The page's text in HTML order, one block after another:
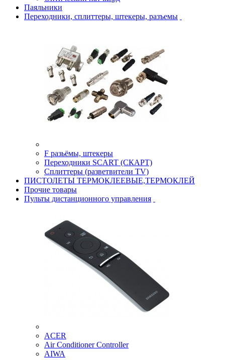
Паяльники
Переходники, сплиттеры, штекеры, разъемы
F разьёмы, штекеры
Переходники SCART (СКАРТ)
Сплиттеры (разветвители TV)
ПИСТОЛЕТЫ ТЕРМОКЛЕЕВЫЕ,ТЕРМОКЛЕЙ
Прочие товары
Пульты дистанционного управления
ACER
Air Conditioner Controller
AIWA